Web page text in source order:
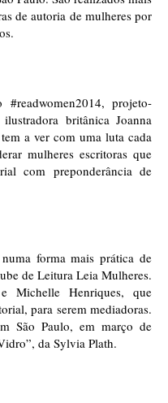
de autoria de mulheres por
projeto-
britânica Joanna
a ver com uma luta cada
mulheres escritoras que
com preponderância de
forma mais prática de
de Leitura Leia Mulheres.
Michelle Henriques, que
para serem mediadoras.
São Paulo, em março de
da Sylvia Plath.